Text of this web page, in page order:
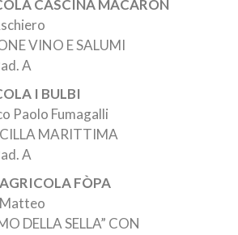
CASCINA MACARON
VINO E SALUMI
A
I BULBI
Paolo Fumagalli
MARITTIMA
A
FÒPA
DELLA SELLA” CON